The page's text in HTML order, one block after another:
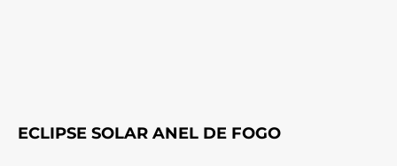
ECLIPSE SOLAR ANEL DE FOGO